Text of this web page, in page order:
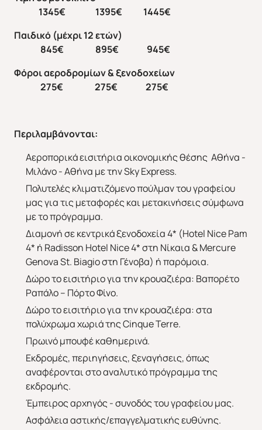
Άνοιξη 2027 Καλοκαίρι 2026
1345€ 1395€ 1445€
Παιδικό (μέχρι 12 ετών)
845€ 895€ 945€
Φόροι αεροδρομίων & ξενοδοχείων
275€ 275€ 275€
Περιλαμβάνονται:
Αεροπορικά εισιτήρια οικονομικής θέσης Αθήνα -
Μιλάνο - Αθήνα με την Sky Express.
Πολυτελές κλιματιζόμενο πούλμαν του γραφείου
μας για τις μεταφορές και μετακινήσεις σύμφωνα
με το πρόγραμμα.
Διαμονή σε κεντρικά ξενοδοχεία 4* (Hotel Nice Pam
4* ή Radisson Hotel Nice 4* στη Νίκαια & Mercure
Genova St. Biagio στη Γένοβα) ή παρόμοια.
Δώρο το εισιτήριο για την κρουαζιέρα: Βαπορέτο
Ραπάλο – Πόρτο Φίνο.
Δώρο το εισιτήριο για την κρουαζιέρα: στα
πολύχρωμα χωριά της Cinque Terre.
Πρωινό μπουφέ καθημερινά.
Εκδρομές, περιηγήσεις, ξεναγήσεις, όπως
αναφέρονται στο αναλυτικό πρόγραμμα της
εκδρομής.
Έμπειρος αρχηγός - συνοδός του γραφείου μας.
Ασφάλεια αστικής/επαγγελματικής ευθύνης.